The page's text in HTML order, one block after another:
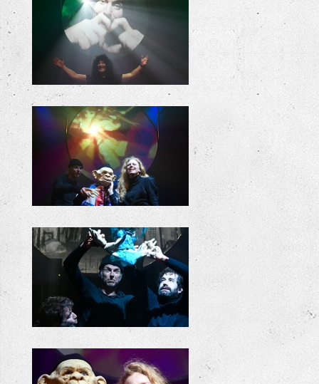
KILLIE BILLIE REPETITIES
KILLIE BILLIE REPETITIES
KILLIE BILLIE REPETITIES